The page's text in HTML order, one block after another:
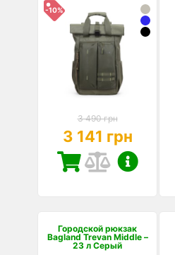
-10%
3 490 грн
3 141 грн
Городской рюкзак
Bagland Trevan Middle –
23 л Серый